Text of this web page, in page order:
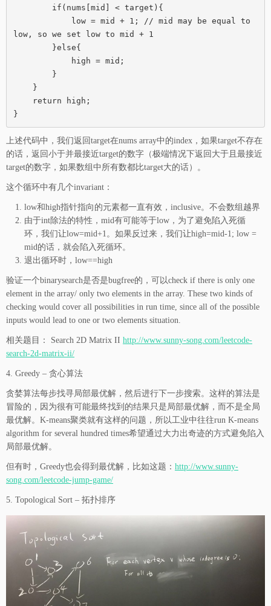
low, so we set low to mid + 1
上述代码中，我们返回target在nums array中的index，如果target不存在
的话，返回小于并最接近target的数字（极端情况下返回大于且最接近
target的数字，如果数组中所有数都比target大的话）。
这个循环中有几个invariant：
low和high指针指向的元素都一直有效，inclusive。不会数组越界
由于int除法的特性，mid有可能等于low，为了避免陷入死循
环，我们让low=mid+1。如果反过来，我们让high=mid-1; low =
mid的话，就会陷入死循环。
退出循环时，low==high
验证一个binarysearch是否是bugfree的，可以check if there is only one
element in the array/ only two elements in the array. These two kinds of
checking would cover all possibilities in run time, since all of the possible
inputs would lead to one or two elements situation.
相关题目： Search 2D Matrix II http://www.sunny-song.com/leetcode-
search-2d-matrix-ii/
4. Greedy – 贪心算法
贪婪算法每步找寻局部最优解，然后进行下一步搜索。这样的算法是
冒险的，因为很有可能最终找到的结果只是局部最优解，而不是全局
最优解。K-means聚类就有这样的问题，所以工业中往往run K-means
algorithm for several hundred times希望通过大力出奇迹的方式避免陷入
局部最优解。
但有时，Greedy也会得到最优解，比如这题： http://www.sunny-
song.com/leetcode-jump-game/
5. Topological Sort – 拓扑排序